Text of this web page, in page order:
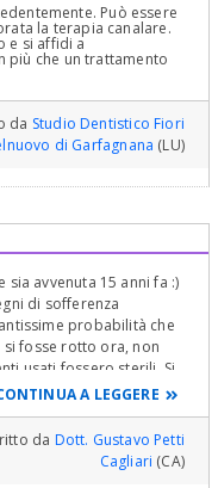
Può essere
la terapia canalare.
e si affidi a
più che un trattamento
da Studio Dentistico Fiori
di Garfagnana (LU)
sia avvenuta 15 anni fa :)
di sofferenza
probabilità che
si fosse rotto ora, non
usati fossero sterili. Si
tenendo in
lo strumento dipende
solo con una Visita
A LEGGERE
da Dott. Gustavo Petti
Cagliari (CA)